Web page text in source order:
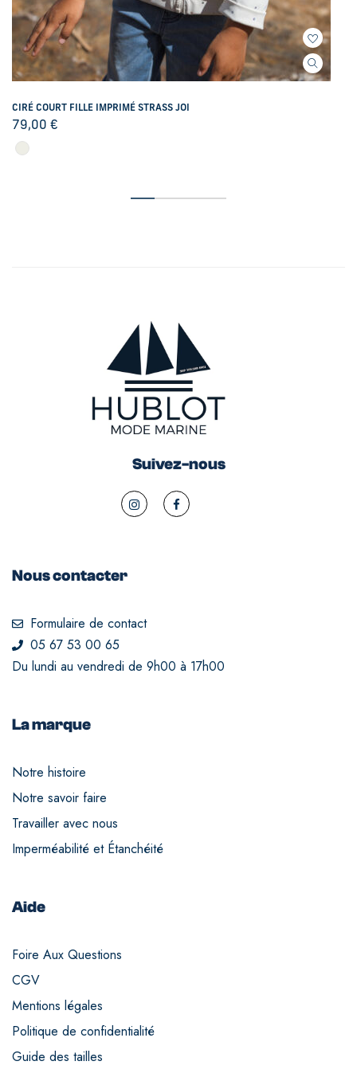
CIRÉ COURT FILLE IMPRIMÉ STRASS JOI
79,00 €
Suivez-nous
Nous contacter
Formulaire de contact
05 67 53 00 65
Du lundi au vendredi de 9h00 à 17h00
La marque
Notre histoire
Notre savoir faire
Travailler avec nous
Imperméabilité et Étanchéité
Aide
Foire Aux Questions
CGV
Mentions légales
Politique de confidentialité
Guide des tailles